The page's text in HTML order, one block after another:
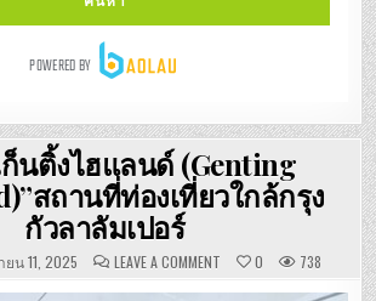
ก็นติ้งไฮแลนด์ (Genting
สถานที่ท่องเที่ยวใกล้กรุง
กัวลาลัมเปอร์
น 11, 2025 LEAVE A COMMENTON
เที่ยว
“เก็น
0 738